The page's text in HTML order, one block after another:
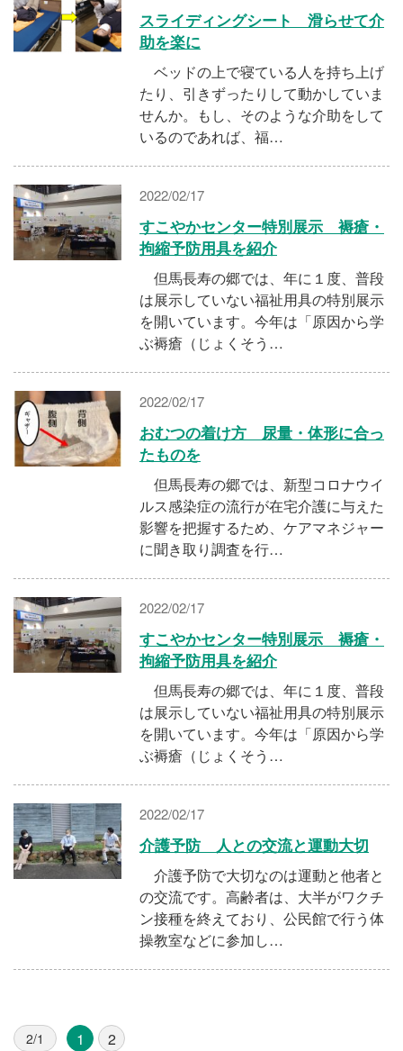
スライディングシート 滑らせて介
助を楽に
ベッドの上で寝ている人を持ち上げ
たり、引きずったりして動かしていま
せんか。もし、そのような介助をして
いるのであれば、福…
2022/02/17
すこやかセンター特別展示 褥瘡・
拘縮予防用具を紹介
但馬長寿の郷では、年に１度、普段
は展示していない福祉用具の特別展示
を開いています。今年は「原因から学
ぶ褥瘡（じょくそう…
2022/02/17
おむつの着け方 尿量・体形に合っ
たものを
但馬長寿の郷では、新型コロナウイ
ルス感染症の流行が在宅介護に与えた
影響を把握するため、ケアマネジャー
に聞き取り調査を行…
2022/02/17
すこやかセンター特別展示 褥瘡・
拘縮予防用具を紹介
但馬長寿の郷では、年に１度、普段
は展示していない福祉用具の特別展示
を開いています。今年は「原因から学
ぶ褥瘡（じょくそう…
2022/02/17
介護予防 人との交流と運動大切
介護予防で大切なのは運動と他者と
の交流です。高齢者は、大半がワクチ
ン接種を終えており、公民館で行う体
操教室などに参加し…
2/1 1 2